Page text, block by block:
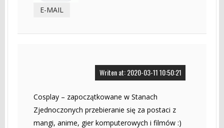
E-MAIL
Writen at: 2020-03-11 10:50:21
Cosplay – zapoczątkowane w Stanach
Zjednoczonych przebieranie się za postaci z
mangi, anime, gier komputerowych i filmów :)